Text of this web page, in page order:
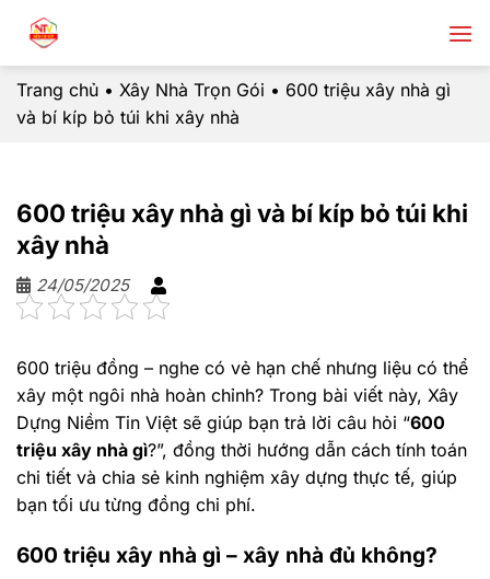
Chuyển
nội
dung
Trang chủ • Xây Nhà Trọn Gói • 600 triệu xây nhà gì
và bí kíp bỏ túi khi xây nhà
600 triệu xây nhà gì và bí kíp bỏ túi khi
xây nhà
24/05/2025
600 triệu đồng – nghe có vẻ hạn chế nhưng liệu có thể
xây một ngôi nhà hoàn chỉnh? Trong bài viết này, Xây
Dựng Niềm Tin Việt sẽ giúp bạn trả lời câu hỏi “600
triệu xây nhà gì?”, đồng thời hướng dẫn cách tính toán
chi tiết và chia sẻ kinh nghiệm xây dựng thực tế, giúp
bạn tối ưu từng đồng chi phí.
600 triệu xây nhà gì – xây nhà đủ không?